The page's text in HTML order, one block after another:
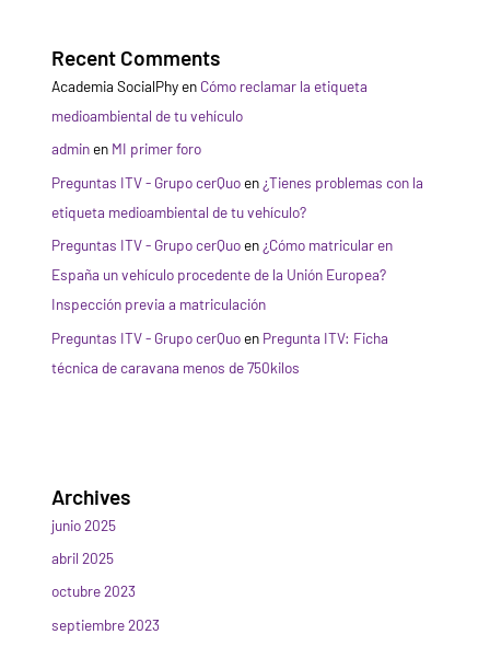
Recent Comments
Academia SocialPhyen Cómo reclamar la etiqueta
medioambiental de tu vehículo
adminen MI primer foro
Preguntas ITV - Grupo cerQuoen ¿Tienes problemas con la
etiqueta medioambiental de tu vehículo?
Preguntas ITV - Grupo cerQuoen ¿Cómo matricular en
España un vehículo procedente de la Unión Europea?
Inspección previa a matriculación
Preguntas ITV - Grupo cerQuoen Pregunta ITV: Ficha
técnica de caravana menos de 750kilos
Archives
junio 2025
abril 2025
octubre 2023
septiembre 2023